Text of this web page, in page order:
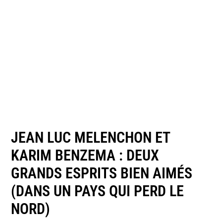
JEAN LUC MELENCHON ET
KARIM BENZEMA : DEUX
GRANDS ESPRITS BIEN AIMÉS
(DANS UN PAYS QUI PERD LE
NORD)